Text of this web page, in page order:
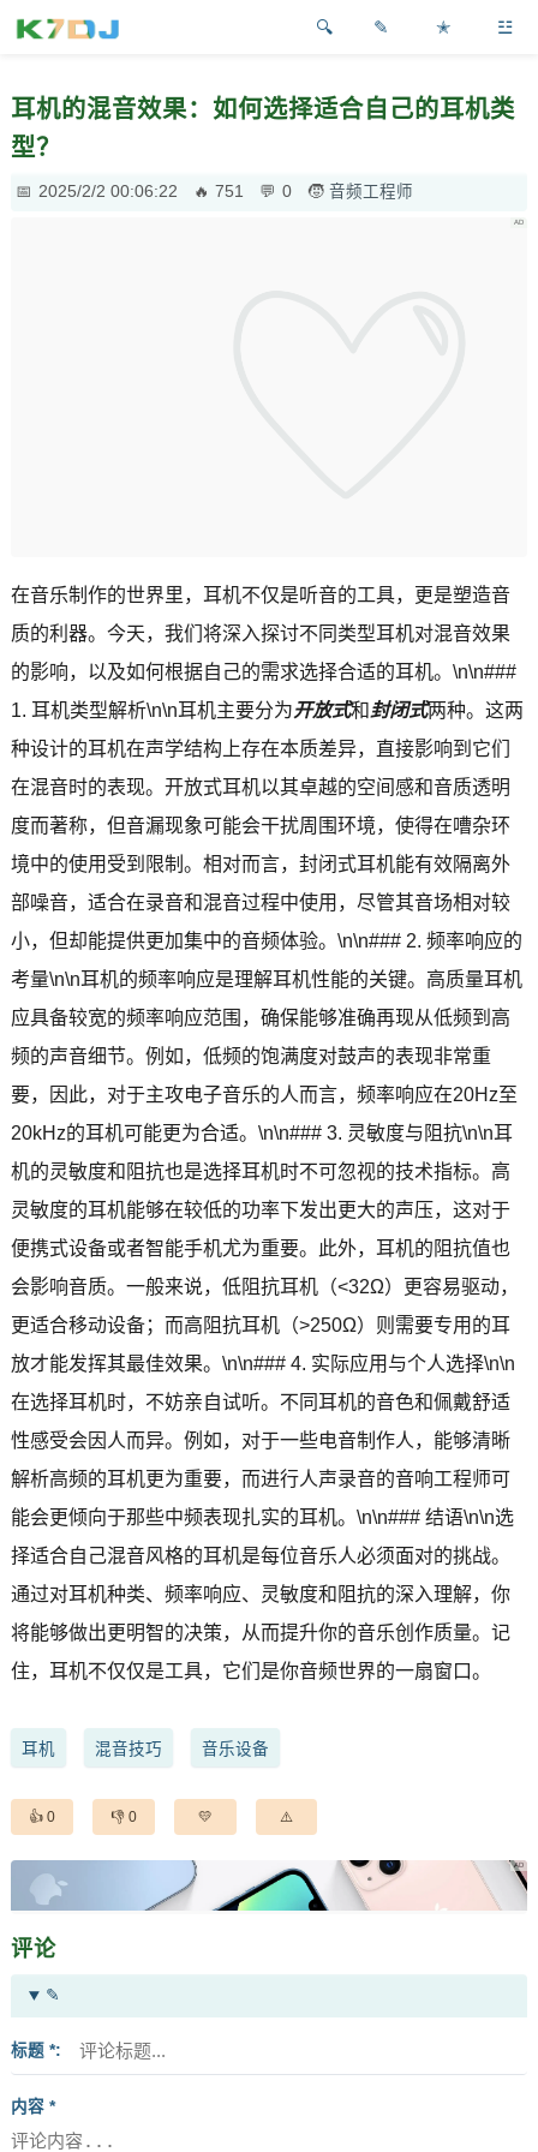
✎ ✭ ☳
耳机的混音效果：如何选择适合自己的耳机类
型？
2025/2/2 00:06:22 751 0 音频工程师
在音乐制作的世界里，耳机不仅是听音的工具，更是塑造音
质的利器。今天，我们将深入探讨不同类型耳机对混音效果
的影响，以及如何根据自己的需求选择合适的耳机。\n\n###
1. 耳机类型解析\n\n耳机主要分为开放式和封闭式两种。这两
种设计的耳机在声学结构上存在本质差异，直接影响到它们
在混音时的表现。开放式耳机以其卓越的空间感和音质透明
度而著称，但音漏现象可能会干扰周围环境，使得在嘈杂环
境中的使用受到限制。相对而言，封闭式耳机能有效隔离外
部噪音，适合在录音和混音过程中使用，尽管其音场相对较
小，但却能提供更加集中的音频体验。\n\n### 2. 频率响应的
考量\n\n耳机的频率响应是理解耳机性能的关键。高质量耳机
应具备较宽的频率响应范围，确保能够准确再现从低频到高
频的声音细节。例如，低频的饱满度对鼓声的表现非常重
要，因此，对于主攻电子音乐的人而言，频率响应在20Hz至
20kHz的耳机可能更为合适。\n\n### 3. 灵敏度与阻抗\n\n耳
机的灵敏度和阻抗也是选择耳机时不可忽视的技术指标。高
灵敏度的耳机能够在较低的功率下发出更大的声压，这对于
便携式设备或者智能手机尤为重要。此外，耳机的阻抗值也
会影响音质。一般来说，低阻抗耳机（<32Ω）更容易驱动，
更适合移动设备；而高阻抗耳机（>250Ω）则需要专用的耳
放才能发挥其最佳效果。\n\n### 4. 实际应用与个人选择\n\n
在选择耳机时，不妨亲自试听。不同耳机的音色和佩戴舒适
性感受会因人而异。例如，对于一些电音制作人，能够清晰
解析高频的耳机更为重要，而进行人声录音的音响工程师可
能会更倾向于那些中频表现扎实的耳机。\n\n### 结语\n\n选
择适合自己混音风格的耳机是每位音乐人必须面对的挑战。
通过对耳机种类、频率响应、灵敏度和阻抗的深入理解，你
将能够做出更明智的决策，从而提升你的音乐创作质量。记
住，耳机不仅仅是工具，它们是你音频世界的一扇窗口。
耳机 混音技巧 音乐设备
0 0
评论
✎
标题 *
内容 *